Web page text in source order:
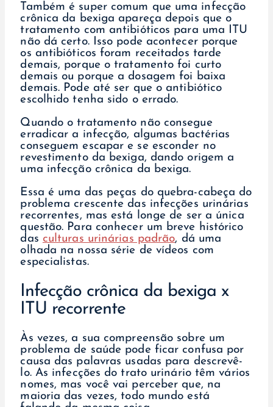
Também é super comum que uma infecção
crônica da bexiga apareça depois que o
tratamento com antibióticos para uma ITU
não dá certo. Isso pode acontecer porque
os antibióticos foram receitados tarde
demais, porque o tratamento foi curto
demais ou porque a dosagem foi baixa
demais. Pode até ser que o antibiótico
escolhido tenha sido o errado.
Quando o tratamento não consegue
erradicar a infecção, algumas bactérias
conseguem escapar e se esconder no
revestimento da bexiga, dando origem a
uma infecção crônica da bexiga.
Essa é uma das peças do quebra-cabeça do
problema crescente das infecções urinárias
recorrentes, mas está longe de ser a única
questão. Para conhecer um breve histórico
das culturas urinárias padrão, dá uma
olhada na nossa série de vídeos com
especialistas.
Infecção crônica da bexiga x
ITU recorrente
Às vezes, a sua compreensão sobre um
problema de saúde pode ficar confusa por
causa das palavras usadas para descrevê-
lo. As infecções do trato urinário têm vários
nomes, mas você vai perceber que, na
maioria das vezes, todo mundo está